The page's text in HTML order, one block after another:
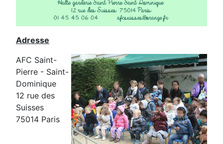
Adresse
AFC Saint-
Pierre - Saint-
Dominique
12 rue des
Suisses
75014 Paris